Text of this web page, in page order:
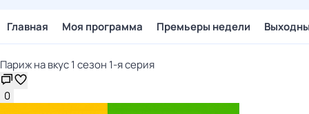
Главная Моя программа Премьеры недели
Париж на вкус 1 сезон 1-я серия
0